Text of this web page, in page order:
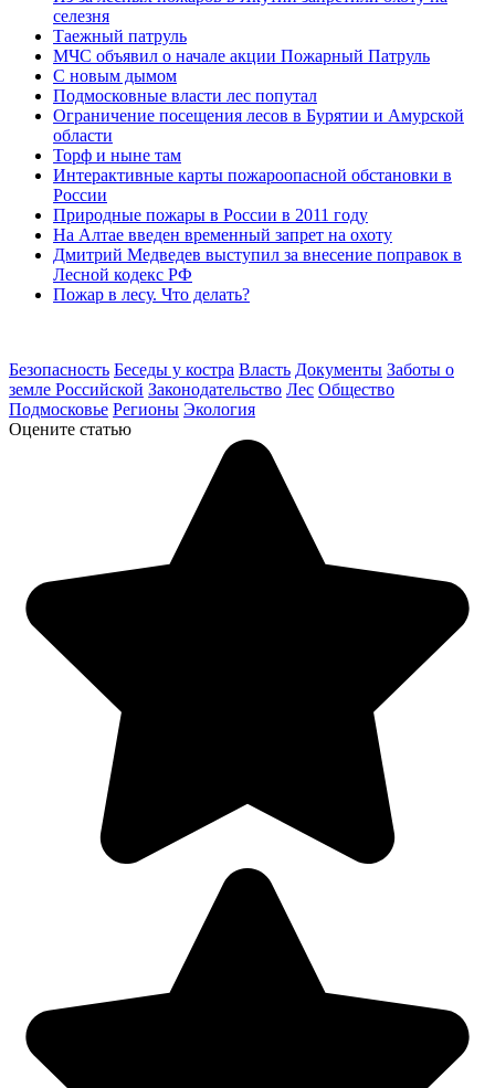
селезня
Таежный патруль
МЧС объявил о начале акции Пожарный Патруль
С новым дымом
Подмосковные власти лес попутал
Ограничение посещения лесов в Бурятии и Амурской
области
Торф и ныне там
Интерактивные карты пожароопасной обстановки в
России
Природные пожары в России в 2011 году
На Алтае введен временный запрет на охоту
Дмитрий Медведев выступил за внесение поправок в
Лесной кодекс РФ
Пожар в лесу. Что делать?
Безопасность Беседы у костра Власть Документы Заботы о
земле Российской Законодательство Лес Общество
Подмосковье Регионы Экология
Оцените статью